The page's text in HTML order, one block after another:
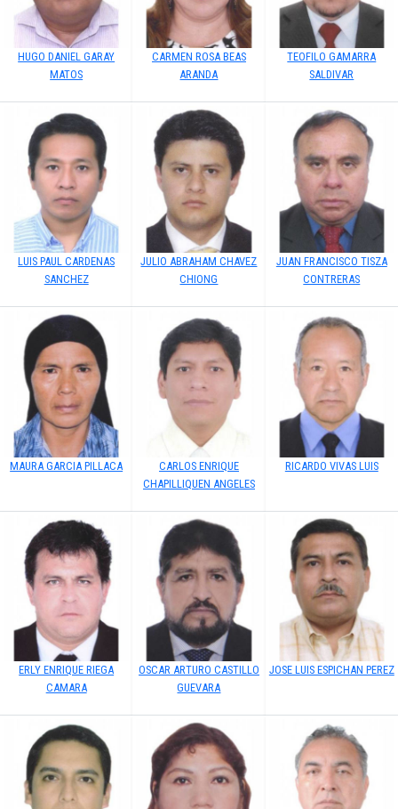
HUGO DANIEL GARAY
MATOS
CARMEN ROSA BEAS
ARANDA
TEOFILO GAMARRA
SALDIVAR
LUIS PAUL CARDENAS
SANCHEZ
JULIO ABRAHAM CHAVEZ
CHIONG
JUAN FRANCISCO TISZA
CONTRERAS
MAURA GARCIA PILLACA
CARLOS ENRIQUE
CHAPILLIQUEN ANGELES
RICARDO VIVAS LUIS
ERLY ENRIQUE RIEGA
CAMARA
OSCAR ARTURO CASTILLO
GUEVARA
JOSE LUIS ESPICHAN PEREZ